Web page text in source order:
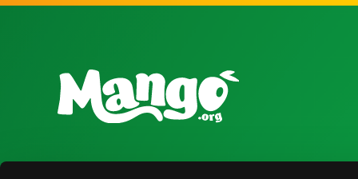
National Mango Board
Recursos